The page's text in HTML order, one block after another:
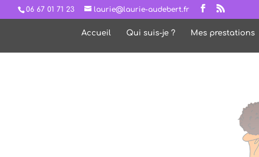
06 67 01 71 23 laurie@laurie-audebert.fr
Accueil Qui suis-je ? Mes prestations